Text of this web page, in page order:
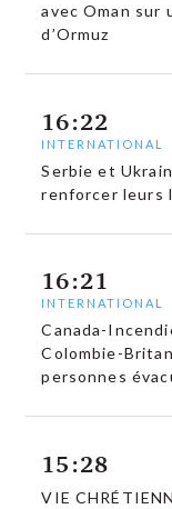
avec Oman sur
d’Ormuz
16:22
INTERNATIONAL
Serbie et
renforcer leurs
16:21
INTERNATIONAL
Canada-
Colombie-
personnes
15:28
VIE